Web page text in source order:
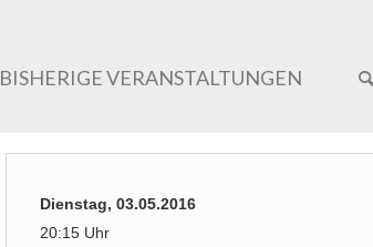
BISHERIGE VERANSTALTUNGEN
Dienstag, 03.05.2016
20:15 Uhr